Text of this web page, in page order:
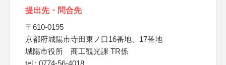
提出先・問合先
〒610-0195
京都府城陽市寺田東ノ口16番地、17番地
城陽市役所 商工観光課 TR係
tel : 0774-56-4018